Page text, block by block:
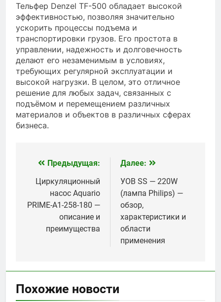
Тельфер Denzel TF-500 обладает высокой
эффективностью, позволяя значительно
ускорить процессы подъема и
транспортировки грузов. Его простота в
управлении, надежность и долговечность
делают его незаменимым в условиях,
требующих регулярной эксплуатации и
высокой нагрузки. В целом, это отличное
решение для любых задач, связанных с
подъёмом и перемещением различных
материалов и объектов в различных сферах
бизнеса.
Навигация
по
записям
Предыдущая:
Циркуляционный
насос Aquario
PRIME-A1-258-180 —
описание и
преимущества
Далее:
УОВ SS — 220W
(лампа Philips) —
обзор,
характеристики и
области
применения
Похожие новости